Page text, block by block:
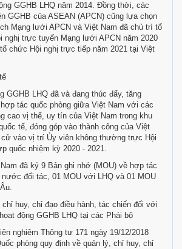
GGHB LHQ năm 2014. Đồng thời, các
GGHB của ASEAN (APCN) cũng lựa chọn
Mạng lưới APCN và Việt Nam đã chủ trì tổ
nghị trực tuyến Mạng lưới APCN năm 2020
chức Hội nghị trực tiếp năm 2021 tại Việt
GGHB LHQ đã và đang thúc đẩy, tăng
tác quốc phòng giữa Việt Nam với các
cao vị thế, uy tín của Việt Nam trong khu
tế, đóng góp vào thành công của Việt
cử vào vị trí Ủy viên không thường trực Hội
quốc nhiệm kỳ 2020 - 2021.
đã ký 9 Bản ghi nhớ (MOU) về hợp tác
đối tác, 01 MOU với LHQ và 01 MOU
huy, chỉ đạo điều hành, tác chiến đối với
động GGHB LHQ tại các Phái bộ
nghiêm Thông tư 171 ngày 19/12/2018
phòng quy định về quản lý, chỉ huy, chỉ